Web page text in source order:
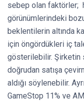
sebep olan faktörler;
görünümlerindeki
beklentilerin altında
için öngördükleri iç
gösterilebilir. Şirketin
doğrudan satışa
aldığı söylenebilir.
GameStop 11% ve